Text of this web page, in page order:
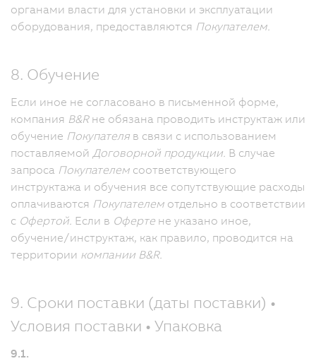
органами власти для установки и эксплуатации
оборудования, предоставляются Покупателем.
8. Обучение
Если иное не согласовано в письменной форме,
компания B&Rне обязана проводить инструктаж или
обучение Покупателя в связи с использованием
поставляемой Договорной продукции. В случае
запроса Покупателем соответствующего
инструктажа и обучения все сопутствующие расходы
оплачиваются Покупателем отдельно в соответствии
с Офертой. Если в Оферте не указано иное,
обучение/инструктаж, как правило, проводится на
территории компании B&R.
9. Сроки поставки (даты поставки) •
Условия поставки • Упаковка
9.1.